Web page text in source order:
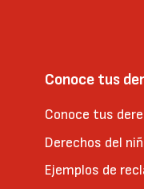
Conoce tus
Conoce tus
Derechos del
Ejemplos de